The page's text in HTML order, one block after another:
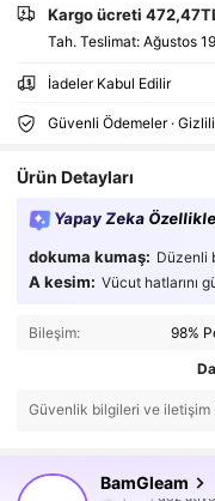
Kargo ücreti
Tah. Teslimat: Ağustos
İadeler Kabul Edilir
Güvenli Ödemeler ·
Ürün Detayları
Yapay Zeka
dokuma kumaş: Düzenli
A kesim: Vücut hatlarını
Bileşim: 98%
Güvenlik bilgileri ve iletişim
BamGleam
l***1göz atıyor